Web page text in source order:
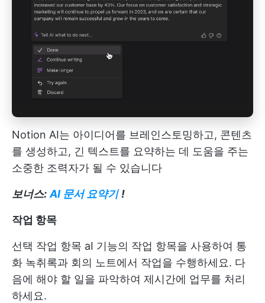
Notion AI는 아이디어를 브레인스토밍하고, 콘텐츠
를 생성하고, 긴 텍스트를 요약하는 데 도움을 주는
소중한 조력자가 될 수 있습니다
보너스: AI 문서 요약기 !
작업 항목
선택 작업 항목 aI 기능의 작업 항목을 사용하여 통
화 녹취록과 회의 노트에서 작업을 수행하세요. 다
음에 해야 할 일을 파악하여 제시간에 업무를 처리
하세요.